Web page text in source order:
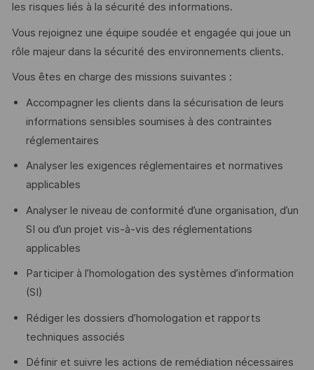
les risques liés à la sécurité des informations.
Vous rejoignez une équipe soudée et engagée qui joue un
rôle majeur dans la sécurité des environnements clients.
Vous êtes en charge des missions suivantes :
Accompagner les clients dans la sécurisation de leurs
informations sensibles soumises à des contraintes
réglementaires
Analyser les exigences réglementaires et normatives
applicables
Analyser le niveau de conformité d’une organisation, d’un
SI ou d’un projet vis-à-vis des réglementations
applicables
Participer à l’homologation des systèmes d’information
(SI)
Rédiger les dossiers d’homologation et rapports
techniques associés
Définir et suivre les actions de remédiation nécessaires